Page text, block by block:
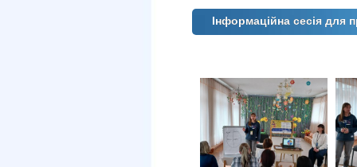
Інформаційна сесія для